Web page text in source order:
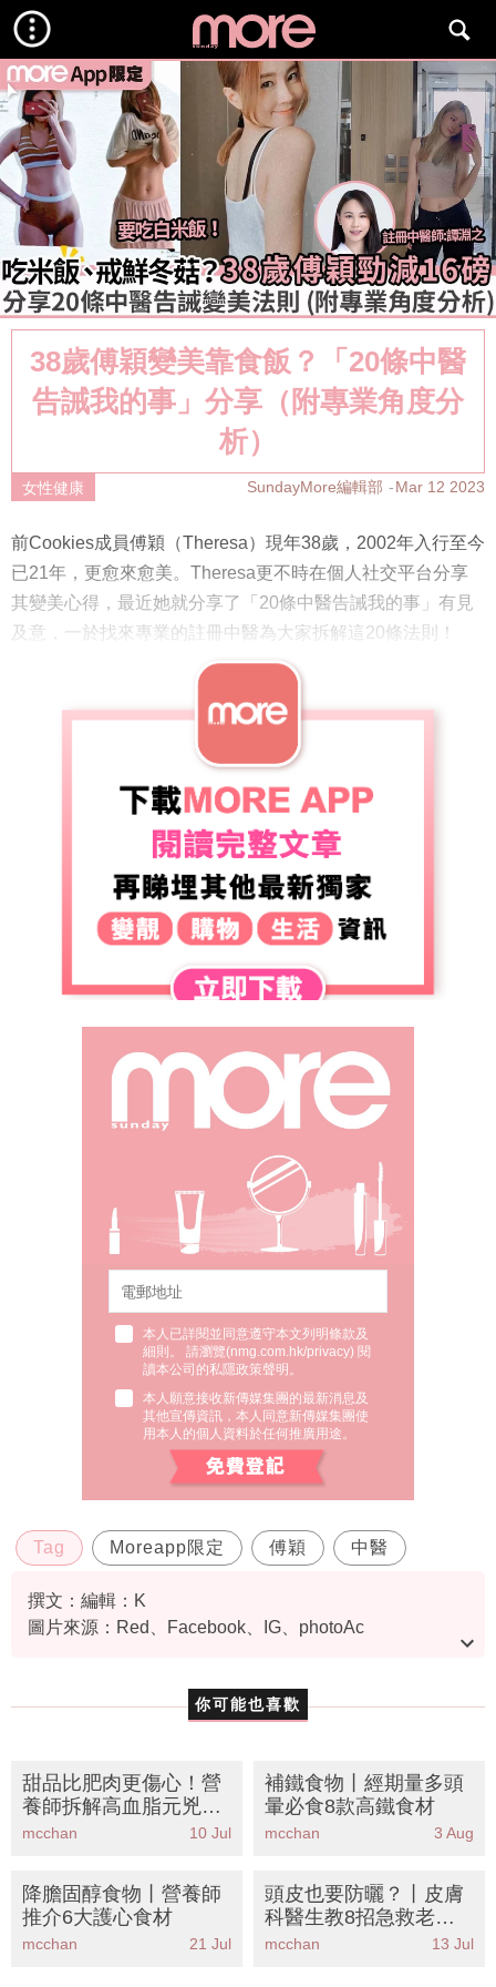
38歲傅穎變美靠食飯？「20條中醫
告誡我的事」分享（附專業角度分
析）
女性健康 SundayMore編輯部 Mar 12 2023
前Cookies成員傅穎（Theresa）現年38歲，2002年入行至今
已21年，更愈來愈美。Theresa更不時在個人社交平台分享
其變美心得，最近她就分享了「20條中醫告誡我的事」有見
及意，一於找來專業的註冊中醫為大家拆解這20條法則！
本人已詳閱並同意遵守本文列明條款及
細則。 請瀏覽(nmg.com.hk/privacy) 閱
讀本公司的私隱政策聲明。
本人願意接收新傳媒集團的最新消息及
其他宣傳資訊，本人同意新傳媒集團使
用本人的個人資料於任何推廣用途。
Tag Moreapp限定 傅穎 中醫
撰文：編輯：K
圖片來源：Red、Facebook、IG、photoAc
你可能也喜歡
甜品比肥肉更傷心！營
養師拆解高血脂元兇丨
女生必戒4類高危甜品
mcchan 10 Jul
補鐵食物丨經期量多頭
暈必食8款高鐵食材
mcchan 3 Aug
降膽固醇食物丨營養師
推介6大護心食材
mcchan 21 Jul
頭皮也要防曬？丨皮膚
科醫生教8招急救老化
分界位 預防曝曬脫髮危
mcchan 13 Jul